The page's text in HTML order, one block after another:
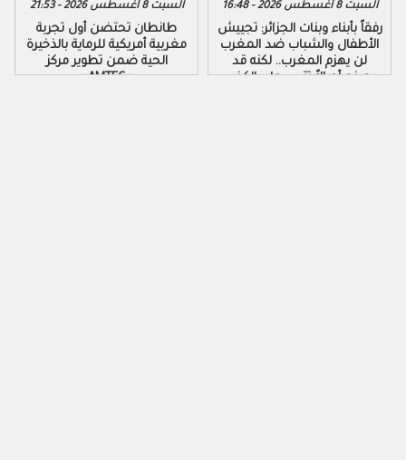
السبت 8 أغسطس 2026 - 21:53
طانطان تحتضن أول تجربة
مغربية أمريكية للرماية بالذخيرة
الحية ضمن تطوير مركز
«AMTEC»
السبت 8 أغسطس 2026 - 16:48
رفقاً بأبناء وبنات الجزائر: تجييش
الأطفال والشباب ضد المغرب
لن يهزم المغرب.. لكنه قد
يصنع أجيالاً تتربى على الكذب